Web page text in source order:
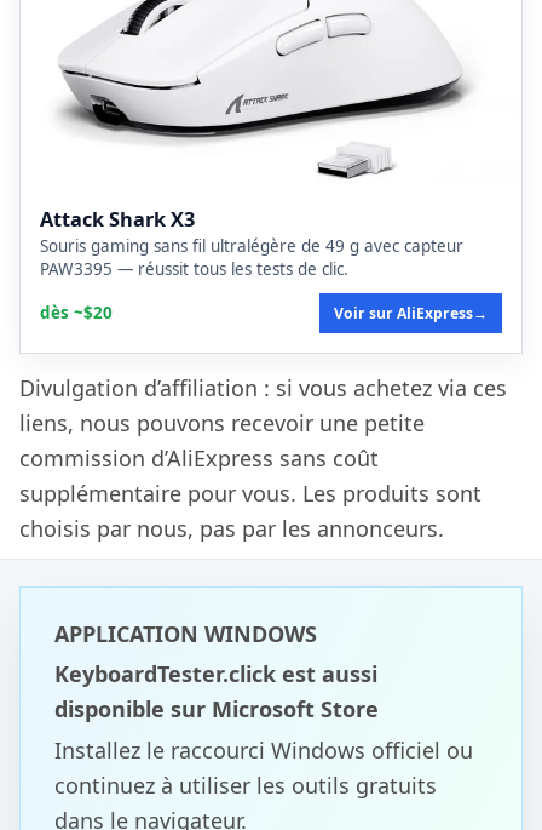
Attack Shark X3
Souris gaming sans fil ultralégère de 49 g avec capteur
PAW3395 — réussit tous les tests de clic.
dès ~$20
Voir sur AliExpress→
Divulgation d’affiliation : si vous achetez via ces
liens, nous pouvons recevoir une petite
commission d’AliExpress sans coût
supplémentaire pour vous. Les produits sont
choisis par nous, pas par les annonceurs.
APPLICATION WINDOWS
KeyboardTester.click est aussi
disponible sur Microsoft Store
Installez le raccourci Windows officiel ou
continuez à utiliser les outils gratuits
dans le navigateur.